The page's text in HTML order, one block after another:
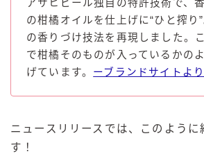
アサヒビール独自の特許技術で、
の柑橘オイルを仕上げに“ひと搾り
の香りづけ技法を再現しました。
で柑橘そのものが入っているかの
げています。 ーブランドサイトより
ニュースリリースでは、このように
す！